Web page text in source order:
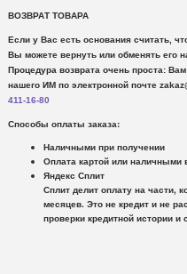
ВОЗВРАТ ТОВАРА
Если у Вас есть основания считать,
Вы можете вернуть или обменять его
Процедура возврата очень проста:
нашего ИМ по электронной почте
411-16-80
Способы оплаты заказа:
Наличными при получении
Оплата картой или наличными
Яндекс Сплит
Сплит делит оплату на части,
месяцев. Это не кредит и не
проверки кредитной истории